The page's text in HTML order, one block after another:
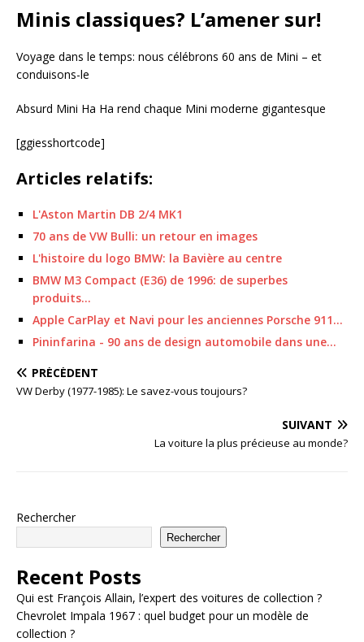
Minis classiques? L’amener sur!
Voyage dans le temps: nous célébrons 60 ans de Mini – et
conduisons-le
Absurd Mini Ha Ha rend chaque Mini moderne gigantesque
[ggiesshortcode]
Articles relatifs:
L'Aston Martin DB 2/4 MK1
70 ans de VW Bulli: un retour en images
L'histoire du logo BMW: la Bavière au centre
BMW M3 Compact (E36) de 1996: de superbes
produits…
Apple CarPlay et Navi pour les anciennes Porsche 911…
Pininfarina - 90 ans de design automobile dans une…
PRÉCÉDENT
VW Derby (1977-1985): Le savez-vous toujours?
SUIVANT
La voiture la plus précieuse au monde?
Rechercher
Rechercher
Recent Posts
Qui est François Allain, l’expert des voitures de collection ?
Chevrolet Impala 1967 : quel budget pour un modèle de
collection ?